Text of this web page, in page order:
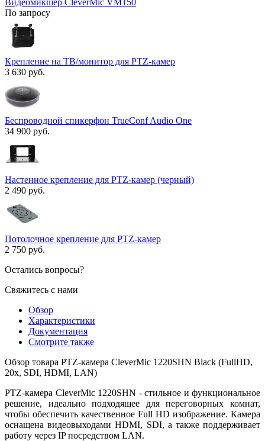
По запросу
Крепление на ТВ/монитор для PTZ-камер
3 630 руб.
Беспроводной спикерфон TrueConf Audio One
34 900 руб.
Настенное крепление для PTZ-камер (черный)
2 490 руб.
Потолочное крепление для PTZ-камер
2 750 руб.
Остались вопросы?
Свяжитесь с нами
Обзор
Характеристики
Документация
Смотрите также
Обзор товара PTZ-камера CleverMic 1220SHN Black (FullHD,
20x, SDI, HDMI, LAN)
PTZ-камера CleverMic 1220SHN - стильное и функциональное
решение, идеально подходящее для переговорных комнат,
чтобы обеспечить качественное Full HD изображение. Камера
оснащена видеовыходами HDMI, SDI, а также поддерживает
работу через IP посредством LAN.